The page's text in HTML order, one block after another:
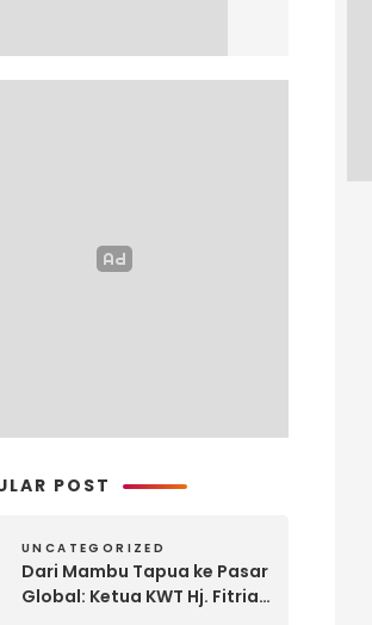
POST
UNCATEGORIZED
Dari Mambu Tapua ke Pasar
Global: Ketua KWT Hj. Fitria